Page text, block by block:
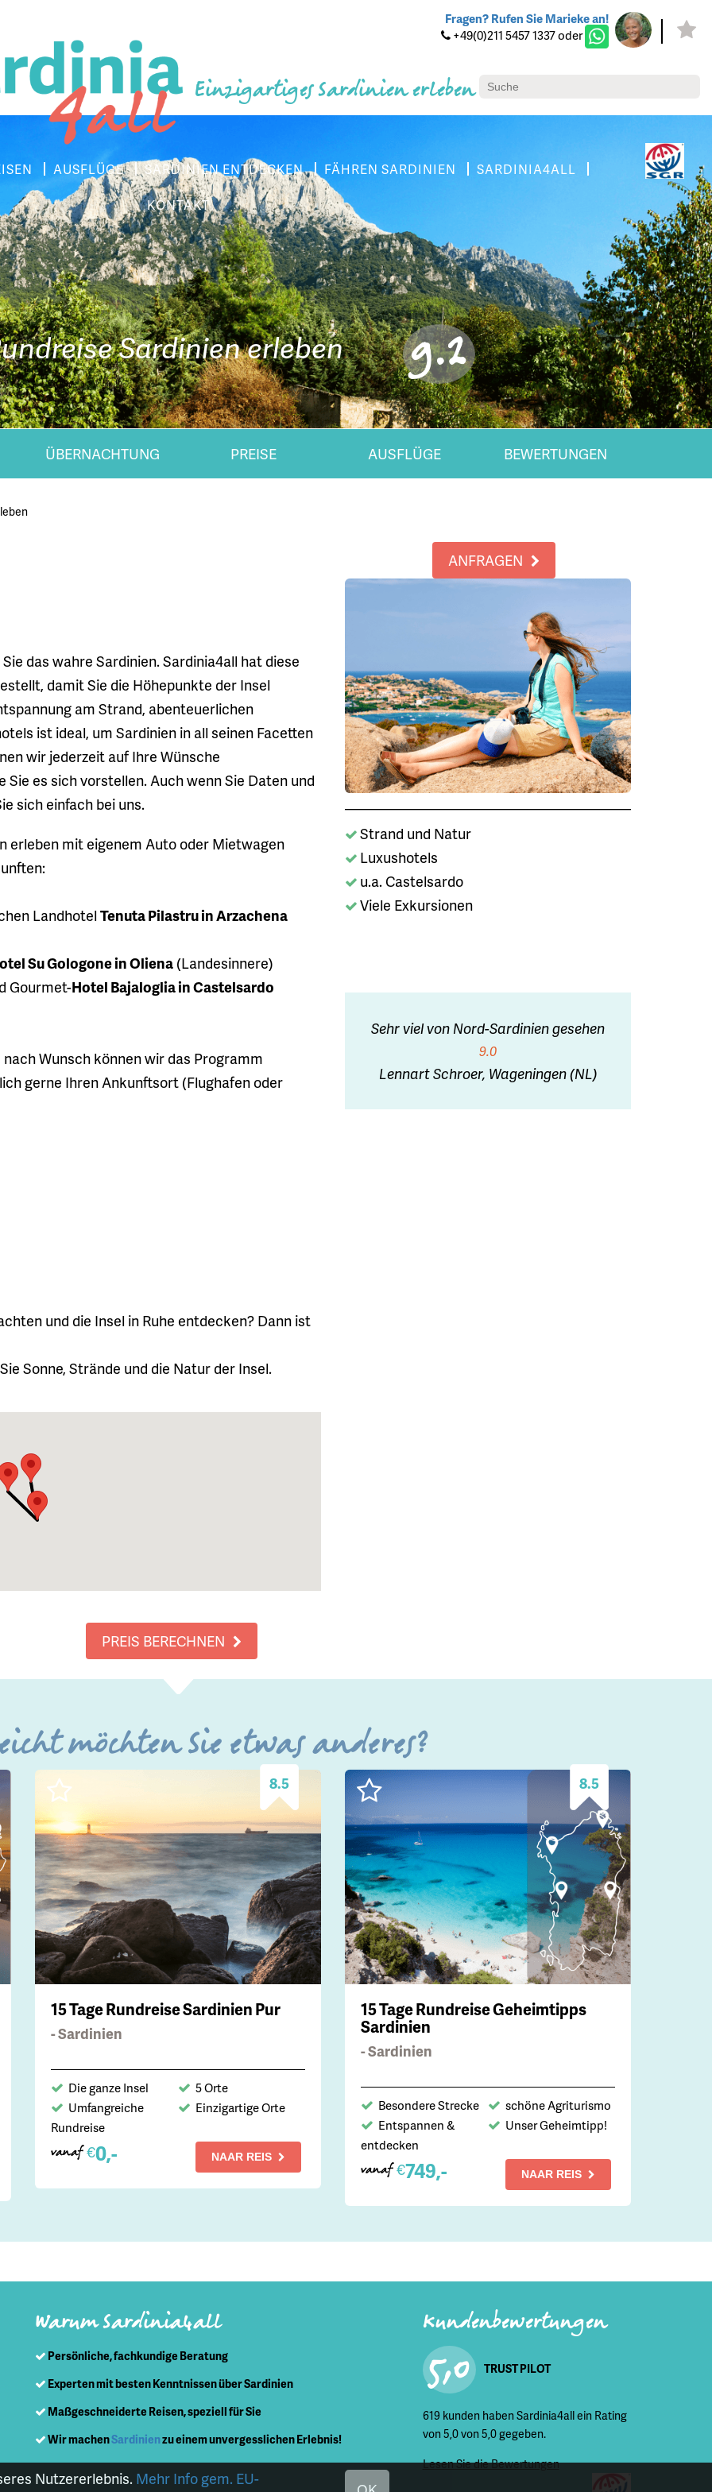
Fragen? Rufen Sie Marieke an!
+49(0)211 5457 1337 oder
Einzigartiges Sardinien erleben
AUSFLÜGE SARDINIEN ENTDECKEN FÄHREN SARDINIEN
SARDINIA4ALL
KONTAKT
Sardinien erleben 9.2
ÜBERNACHTUNG PREISE AUSFLÜGE BEWERTUNGEN
ANFRAGEN
das wahre Sardinien. Sardinia4all hat diese
damit Sie die Höhepunkte der Insel
am Strand, abenteuerlichen
ist ideal, um Sardinien in all seinen Facetten
wir jederzeit auf Ihre Wünsche
es sich vorstellen. Auch wenn Sie Daten und
sich einfach bei uns.
erleben mit eigenem Auto oder Mietwagen
LandhotelTenuta Pilastru in Arzachena
Su Gologone in Oliena (Landesinnere)
Gourmet-Hotel Bajaloglia in Castelsardo
Wunsch können wir das Programm
gerne Ihren Ankunftsort (Flughafen oder
und die Insel in Ruhe entdecken? Dann ist
Sonne, Strände und die Natur der Insel.
PREIS BERECHNEN
Strand und Natur
Luxushotels
u.a. Castelsardo
Viele Exkursionen
Sehr viel von Nord-Sardinien gesehen
9.0
Lennart Schroer, Wageningen (NL)
möchten Sie etwas anderes?
8.5
15 Tage Rundreise Sardinien Pur
- Sardinien
Die ganze Insel
5 Orte
Umfangreiche
Rundreise
Einzigartige Orte
vanaf €0,- NAAR REIS
8.5
15 Tage Rundreise Geheimtipps
Sardinien
- Sardinien
Besondere Strecke
schöne Agriturismo
Entspannen &
entdecken
Unser Geheimtipp!
vanaf €749,- NAAR REIS
Kundenbewertungen
5,0 TRUST PILOT
619 kunden haben Sardinia4all ein Rating
von 5,0 von 5,0 gegeben.
Lesen Sie die Bewertungen
Warum Sardinia4all
Persönliche, fachkundige Beratung
Experten mit besten Kenntnissen über Sardinien
Maßgeschneiderte Reisen, speziell für Sie
Wir machenSardinienzu einem unvergesslichen Erlebnis!
Nutzererlebnis. Mehr Info gem. EU-